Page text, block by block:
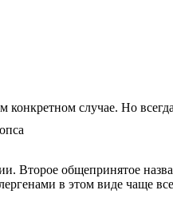
конкретном случае. Но
Второе общепринятое
в этом виде чаще